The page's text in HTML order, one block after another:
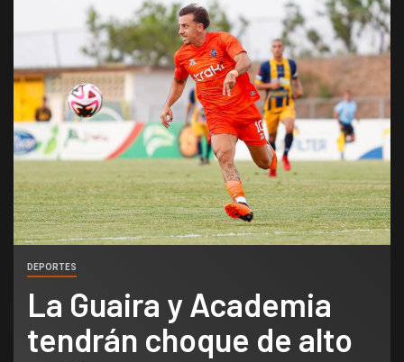
DEPORTES
La Guaira y Academia
tendrán choque de alto